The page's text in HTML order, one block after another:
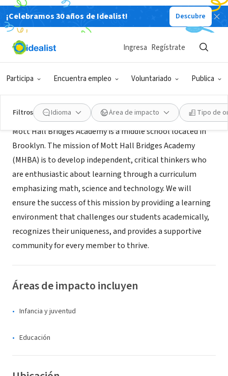
¡Celebramos 30 años de Idealist! Descubre
Participa Encuentra empleo Voluntariado Publica
Ingresa Regístrate
Filtros Idioma Área de impacto Tipo de
ORGANIZACIÓN SIN FIN DE LUCRO
Mott Hall Bridges Academy
Acerca de
Mott Hall Bridges Academy is a middle school located in
Brooklyn. The mission of Mott Hall Bridges Academy
(MHBA) is to develop independent, critical thinkers who
are enthusiastic about learning through a curriculum
emphasizing math, science and technology. We will
ensure the success of this mission by providing a learning
environment that challenges our students academically,
recognizes their uniqueness, and provides a supportive
community for every member to thrive.
Áreas de impacto incluyen
Infancia y juventud
Educación